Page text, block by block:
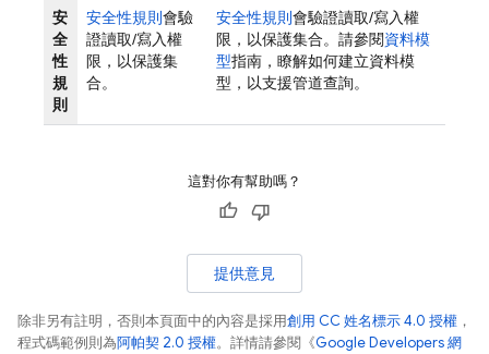
安
全
性
規
則
安全性規則會驗
證讀取/寫入權
限，以保護集
合。
安全性規則會驗證讀取/寫入權
限，以保護集合。請參閱資料模
型指南，瞭解如何建立資料模
型，以支援管道查詢。
這對你有幫助嗎？
提供意見
除非另有註明，否則本頁面中的內容是採用創用 CC 姓名標示 4.0 授權 ，
程式碼範例則為阿帕契 2.0 授權。詳情請參閱《Google Developers 網